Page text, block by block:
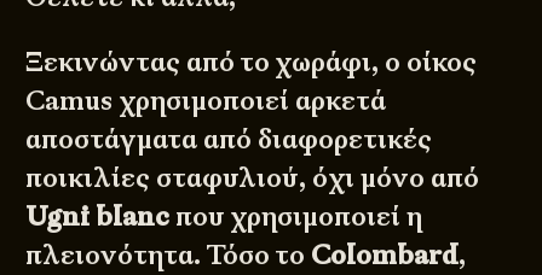
Ξεκινώντας από το χωράφι, ο οίκος
Camus χρησιμοποιεί αρκετά
αποστάγματα από διαφορετικές
ποικιλίες σταφυλιού, όχι μόνο από
Ugni blanc που χρησιμοποιεί η
πλειονότητα. Τόσο το Colombard,